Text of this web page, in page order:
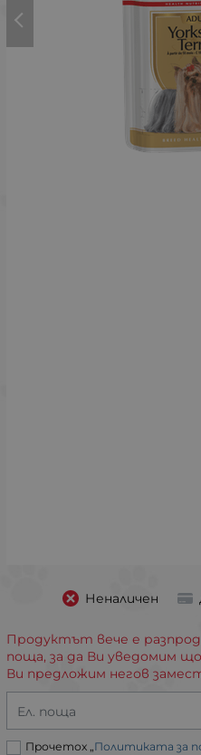
Неналичен
Продуктът вече е
поща, за да Ви уведомим
Ви предложим негов
Ел. поща
Прочетох „Политиката за